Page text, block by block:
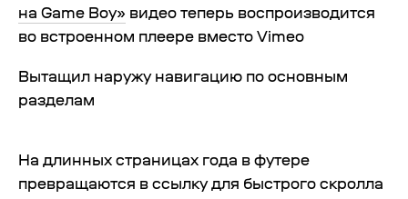
на Game Boy» видео теперь воспроизводится
во встроенном плеере вместо Vimeo
Вытащил наружу навигацию по основным
разделам
На длинных страницах года в футере
превращаются в ссылку для быстрого скролла